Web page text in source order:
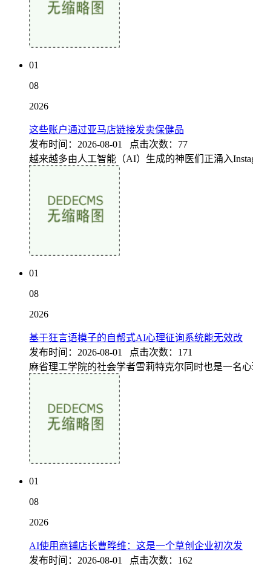
01
08
2026
这些账户通过亚马店链接发卖保健品
发布时间：2026-08-01 点击次数：77
越来越多由人工智能（AI）生成的神医们正涌入
01
08
2026
基于狂言语模子的自帮式AI心理征询系统能无效改
发布时间：2026-08-01 点击次数：171
麻省理工学院的社会学者雪莉特克尔同时也是一名
01
08
2026
AI使用商铺店长曹晔维：这是一个草创企业初次发
发布时间：2026-08-01 点击次数：162